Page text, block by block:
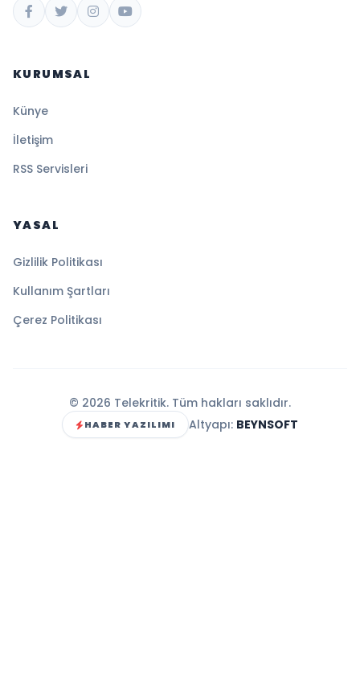
KURUMSAL
Künye
İletişim
RSS Servisleri
YASAL
Gizlilik Politikası
Kullanım Şartları
Çerez Politikası
© 2026 Telekritik. Tüm hakları saklıdır.
HABER YAZILIMI Altyapı: BEYNSOFT